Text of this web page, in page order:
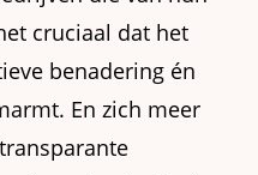
cruciaal dat het
benadering én
En zich meer